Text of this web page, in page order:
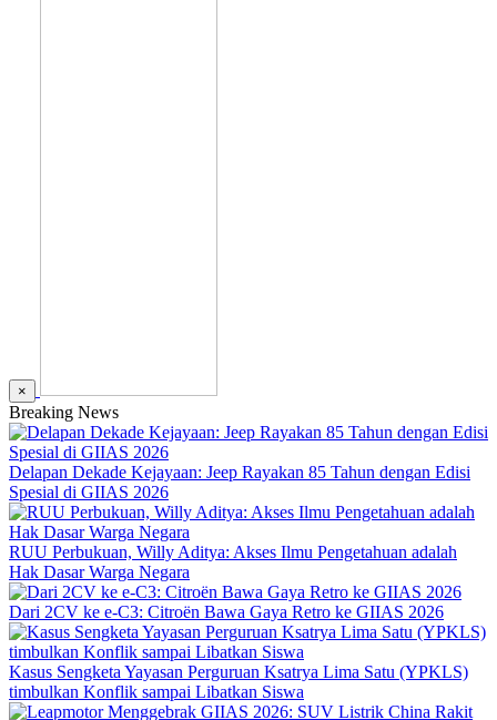
×
Breaking News
Delapan Dekade Kejayaan: Jeep Rayakan 85 Tahun dengan Edisi
Spesial di GIIAS 2026
RUU Perbukuan, Willy Aditya: Akses Ilmu Pengetahuan adalah
Hak Dasar Warga Negara
Dari 2CV ke e-C3: Citroën Bawa Gaya Retro ke GIIAS 2026
Kasus Sengketa Yayasan Perguruan Ksatrya Lima Satu (YPKLS)
timbulkan Konflik sampai Libatkan Siswa